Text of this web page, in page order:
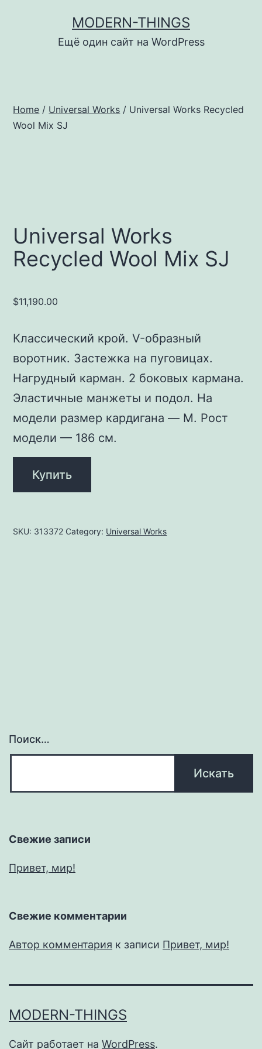
содержимому
MODERN-THINGS
Ещё один сайт на WordPress
Home / Universal Works / Universal Works Recycled
Wool Mix SJ
Universal Works
Recycled Wool Mix SJ
$11,190.00
Классический крой. V-образный
воротник. Застежка на пуговицах.
Нагрудный карман. 2 боковых кармана.
Эластичные манжеты и подол. На
модели размер кардигана — M. Рост
модели — 186 см.
Купить
SKU: 313372 Category: Universal Works
Поиск…
Свежие записи
Привет, мир!
Свежие комментарии
Автор комментария к записи Привет, мир!
MODERN-THINGS
Сайт работает на WordPress.